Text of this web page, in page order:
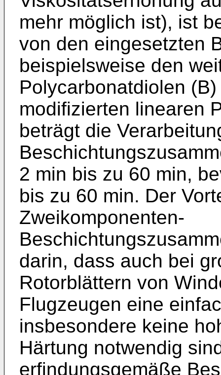
mehr möglich ist), ist
von den eingesetzten
beispielsweise den
Polycarbonatdiolen
modifizierten linearen
beträgt die
2 min bis zu 60 min,
bis zu 60 min. Der
Zweikomponenten-
darin, dass auch bei
Rotorblättern von
Flugzeugen eine
insbesondere keine
Härtung notwendig
erfindungsgemäße